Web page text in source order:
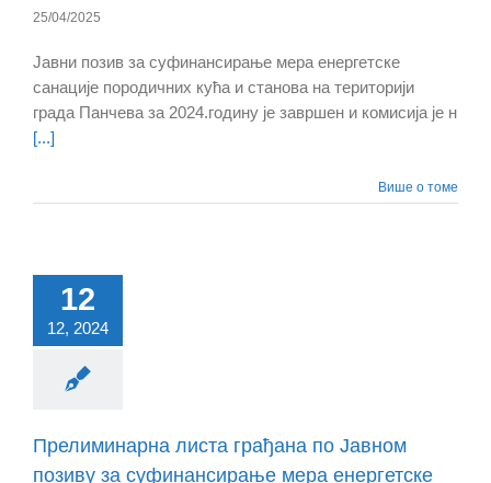
25/04/2025
Јавни позив за суфинансирање мера енергетске
санације породичних кућа и станова на територији
града Панчева за 2024.годину је завршен и комисија је н
[...]
Више о томе
12
12, 2024
Прелиминарна листа грађана по Јавном
позиву за суфинансирање мера енергетске